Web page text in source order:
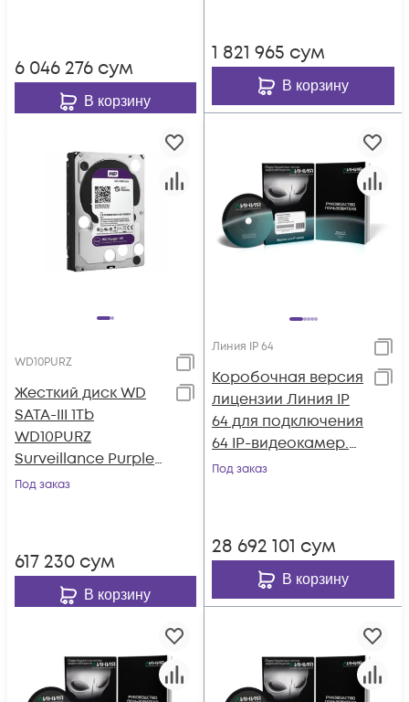
6 046 276 сум
В корзину
потока одной IP-
камеры.
1 821 965 сум
В корзину
WD10PURZ
Жесткий диск WD
SATA-III 1Tb
WD10PURZ
Surveillance Purple
(5400rpm) 64Mb 3.5"
Под заказ
617 230 сум
В корзину
Линия IP 64
Коробочная версия
лицензии Линия IP
64 для подключения
64 IP-видеокамер.
Количество
Под заказ
28 692 101 сум
В корзину